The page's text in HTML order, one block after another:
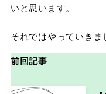
いと思います。
それではやっていきま
前回記事